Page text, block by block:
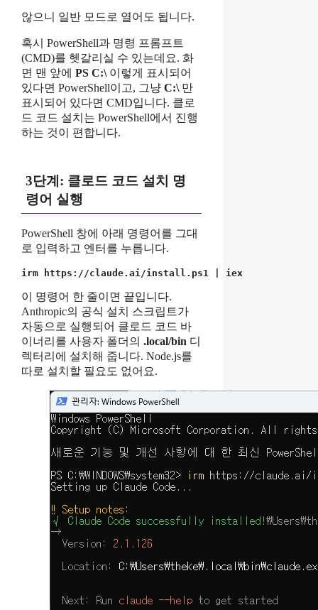
않으니 일반 모드로 열어도 됩니다.
혹시 PowerShell과 명령 프롬프트
(CMD)를 헷갈리실 수 있는데요. 화
면 맨 앞에 PS C:\이렇게 표시되어
있다면 PowerShell이고, 그냥 C:\만
표시되어 있다면 CMD입니다. 클로
드 코드 설치는 PowerShell에서 진행
하는 것이 편합니다.
3단계: 클로드 코드 설치 명
령어 실행
PowerShell 창에 아래 명령어를 그대
로 입력하고 엔터를 누릅니다.
irm https://claude.ai/install.ps1 | iex
이 명령어 한 줄이면 끝입니다.
Anthropic의 공식 설치 스크립트가
자동으로 실행되어 클로드 코드 바
이너리를 사용자 폴더의 .local/bin 디
렉터리에 설치해 줍니다. Node.js를
따로 설치할 필요도 없어요.